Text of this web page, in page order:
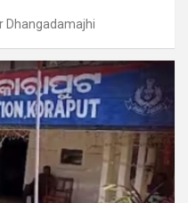
Dhangadamajhi